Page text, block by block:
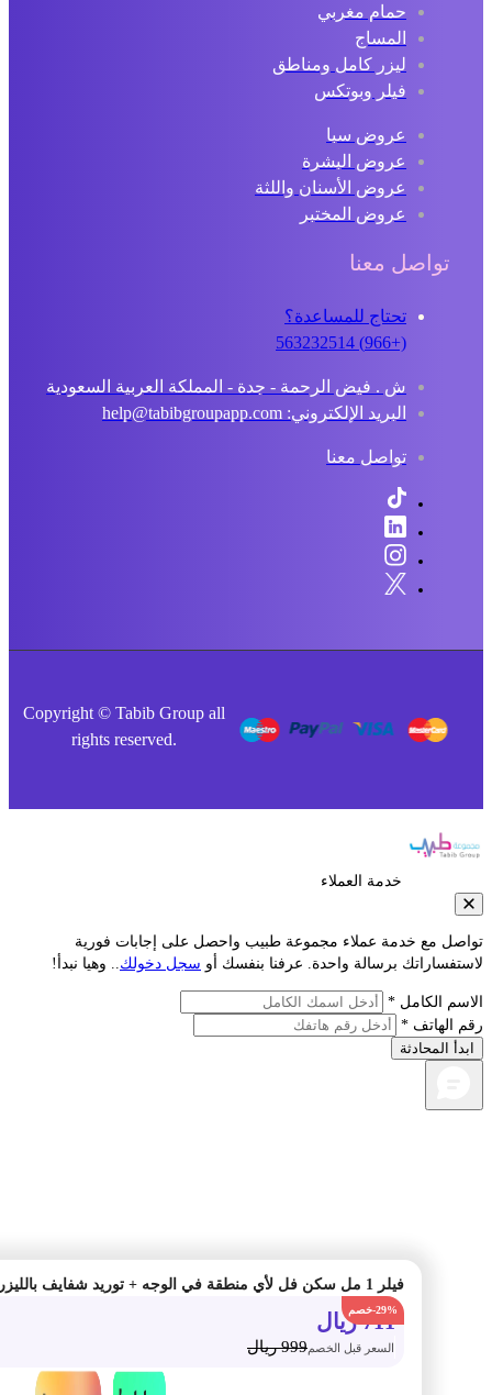
-29%
711 ريال
السعر قبل الخصم999 ريال
حمام مغربي
المساج
ليزر كامل ومناطق
فيلر وبوتكس
عروض سبا
عروض البشرة
عروض الأسنان واللثة
عروض المختبر
تواصل معنا
تحتاج للمساعدة؟
ش . فيض الرحمة - جدة - المملكة العربية السعودية
البريد الإلكتروني: help@tabibgroupapp.com
تواصل معنا
Copyright © Tabib Group all
rights reserved.
خدمة العملاء
مع خدمة عملاء مجموعة طبيب واحصل على إجابات فورية
برسالة واحدة. عرفنا بنفسك أوسجل دخولك.. وهيا نبدأ!
الكامل *
الهاتف *
المحادثة